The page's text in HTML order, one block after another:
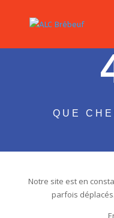
QUE
Notre site est en
parfois